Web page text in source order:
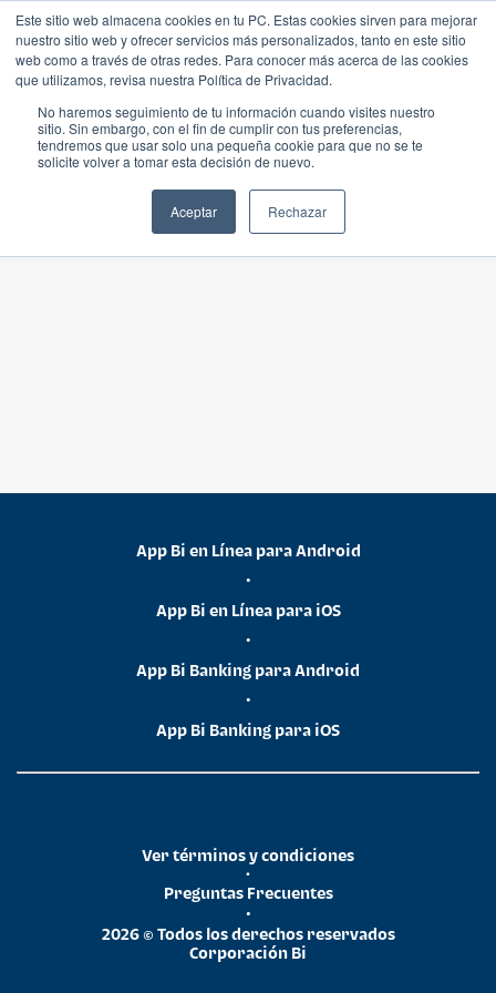
Este sitio web almacena cookies en tu PC. Estas cookies sirven para mejorar
nuestro sitio web y ofrecer servicios más personalizados, tanto en este sitio
web como a través de otras redes. Para conocer más acerca de las cookies
que utilizamos, revisa nuestra Política de Privacidad.
No haremos seguimiento de tu información cuando visites nuestro
sitio. Sin embargo, con el fin de cumplir con tus preferencias,
tendremos que usar solo una pequeña cookie para que no se te
solicite volver a tomar esta decisión de nuevo.
Aceptar Rechazar
App Bi en Línea para Android
•
App Bi en Línea para iOS
•
App Bi Banking para Android
•
App Bi Banking para iOS
2026 © Todos los derechos reservados
Corporación Bi
•
Preguntas Frecuentes
•
Ver términos y condiciones